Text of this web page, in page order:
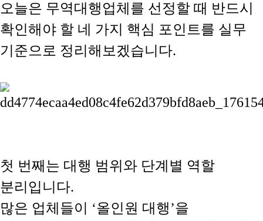
오늘은 무역대행업체를 선정할 때 반드시
확인해야 할 네 가지 핵심 포인트를 실무
기준으로 정리해보겠습니다.
첫 번째는 대행 범위와 단계별 역할
분리 입니다.
많은 업체들이 ‘올인원 대행’을